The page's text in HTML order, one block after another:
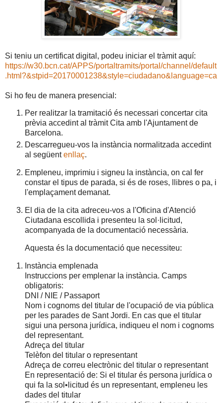
Si teniu un certificat digital, podeu iniciar el tràmit aquí:
https://w30.bcn.cat/APPS/portaltramits/portal/channel/default
.html?&stpid=20170001238&style=ciudadano&language=ca
Si ho feu de manera presencial:
Per realitzar la tramitació és necessari concertar cita
prèvia accedint al tràmit Cita amb l'Ajuntament de
Barcelona.
Descarregueu-vos la instància normalitzada accedint
al següentenllaç.
Empleneu, imprimiu i signeu la instància, on cal fer
constar el tipus de parada, si és de roses, llibres o pa, i
l'emplaçament demanat.
El dia de la cita adreceu-vos a l'Oficina d'Atenció
Ciutadana escollida i presenteu la sol·licitud,
acompanyada de la documentació necessària.
Aquesta és la documentació que necessiteu:
Instància emplenada
Instruccions per emplenar la instància. Camps
obligatoris:
DNI / NIE / Passaport
Nom i cognoms del titular de l'ocupació de via pública
per les parades de Sant Jordi. En cas que el titular
sigui una persona jurídica, indiqueu el nom i cognoms
del representant.
Adreça del titular
Telèfon del titular o representant
Adreça de correu electrònic del titular o representant
En representació de: Si el titular és persona jurídica o
qui fa la sol•licitud és un representant, empleneu les
dades del titular